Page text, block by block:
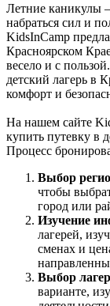
Летние каникулы –
набраться сил и
KidsInCamp
Красноярском
весело и с
детский лагерь в
комфорт и
На нашем сайте
купить путевку в
Процесс
Выбор
чтобы
город или
Изучение
лагерей,
сменах и
Выбор
варианте,